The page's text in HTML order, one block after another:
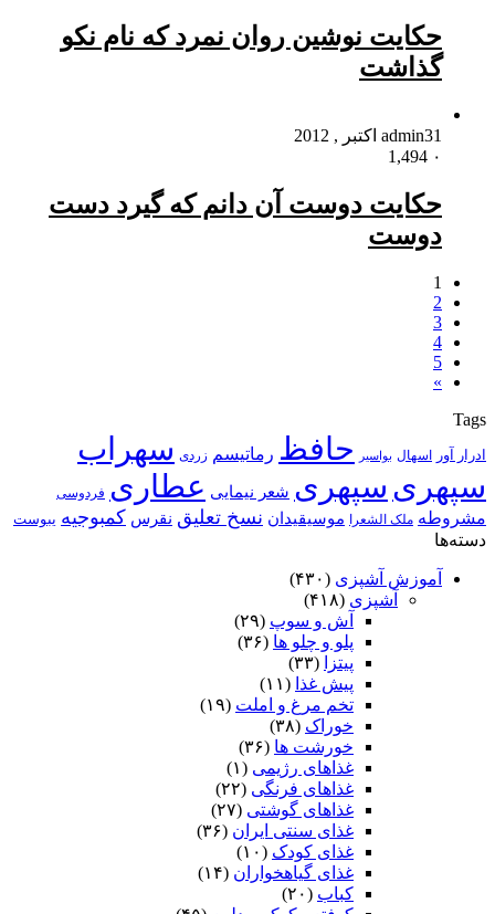
حکایت نوشین روان نمرد که نام نکو
گذاشت
admin31 اکتبر , 2012
۰
حکایت دوست آن دانم که گیرد دست
دوست
1
2
3
4
5
»
Tags
ادرار آور اسهال بواسیر حافظ رماتیسم زردی سهراب
سپهری سپهری شعر نیمایی عطاری فردوسی
مشروطه ملک الشعرا موسیقیدان نسخ تعلیق نقرس کمبوجیه یبوست
دسته‌ها
آموزش آشپزی (۴۳۰)
آشپزی (۴۱۸)
آش و سوپ (۲۹)
پلو و چلو ها (۳۶)
پیتزا
(۳۳)
پیش غذا (۱۱)
تخم مرغ و املت (۱۹)
خوراک (۳۸)
خورشت ها (۳۶)
غذاهای رژیمی (۱)
غذاهای فرنگی (۲۲)
غذاهای گوشتی (۲۷)
غذای سنتی ایران (۳۶)
غذای کودک (۱۰)
غذای گیاهخواران (۱۴)
کباب (۲۰)